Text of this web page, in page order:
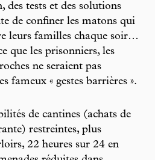
des tests et des solutions
de confiner les matons qui
leurs familles chaque soir…
que les prisonniers, les
ne seraient pas
fameux « gestes barrières ».
de cantines (achats de
restreintes, plus
22 heures sur 24 en